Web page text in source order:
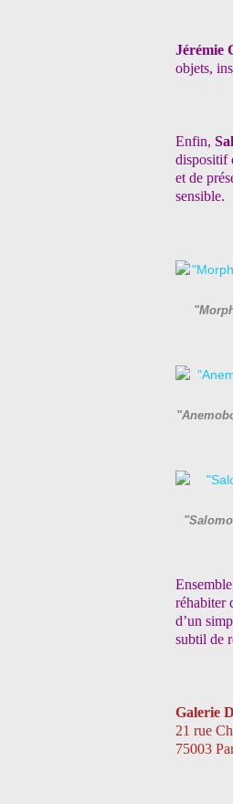
Jérémie
objets,
Enfin,
dispositif
et de
sensible.
réhabiter
d’un
subtil de
Galerie
21 rue
75003